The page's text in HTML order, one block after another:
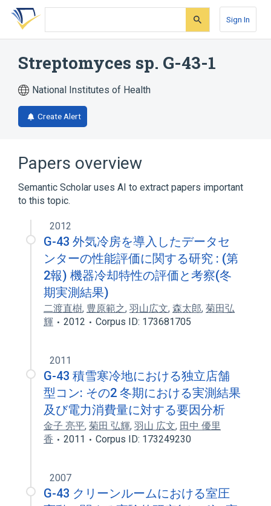
Skip
search
Skip
Skip
account
Sign In
Streptomyces sp. G-43-1
National Institutes of Health
Create Alert
Papers overview
Semantic Scholar uses AI to extract papers important
to this topic.
2012
G-43 外気冷房を導入したデータセ
ンターの性能評価に関する研究 : (第
2報) 機器冷却特性の評価と考察(冬
期実測結果)
二渡直樹, 豊原範之, 羽山広文, 森太郎, 菊田弘
輝
2012 Corpus ID: 173681705
2011
G-43 積雪寒冷地における独立店舗
型コン: その2 冬期における実測結果
及び電力消費量に対する要因分析
金子 亮平, 菊田 弘輝, 羽山 広文, 田中 優里
香
2011 Corpus ID: 173249230
2007
G-43 クリーンルームにおける室圧